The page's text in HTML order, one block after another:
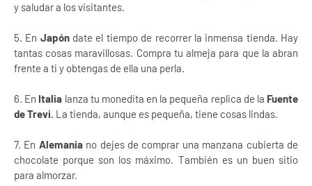
y saludar a los visitantes.
5. En Japóndate el tiempo de recorrer la inmensa tienda. Hay
tantas cosas maravillosas. Compra tu almeja para que la abran
frente a ti y obtengas de ella una perla.
6. En Italia lanza tu monedita en la pequeña replica de la Fuente
de Trevi. La tienda, aunque es pequeña, tiene cosas lindas.
7. En Alemaniano dejes de comprar una manzana cubierta de
chocolate porque son los máximo. También es un buen sitio
para almorzar.